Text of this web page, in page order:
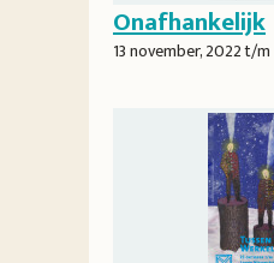
Onafhankelijk
13 november, 2022t/m